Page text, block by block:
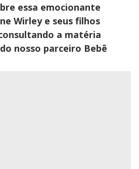
essa emocionante
Wirley e seus filhos
a matéria
nosso parceiro Bebê